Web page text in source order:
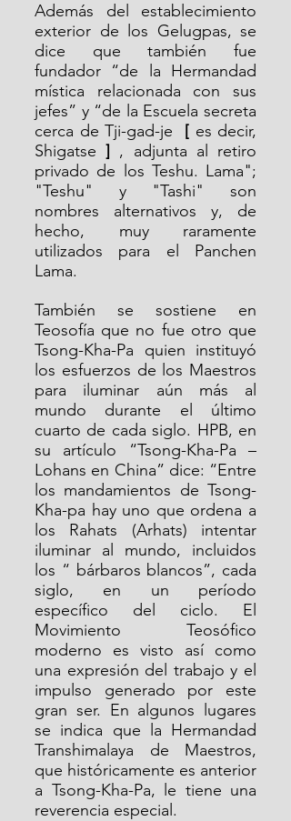
Además del establecimiento
exterior de los Gelugpas, se
dice que también fue
fundador “de la Hermandad
mística relacionada con sus
jefes” y “de la Escuela secreta
cerca de Tji-gad-je [ es decir,
Shigatse ] , adjunta al retiro
privado de los Teshu. Lama";
"Teshu" y "Tashi" son
nombres alternativos y, de
hecho, muy raramente
utilizados para el Panchen
Lama.
También se sostiene en
Teosofía que no fue otro que
Tsong-Kha-Pa quien instituyó
los esfuerzos de los Maestros
para iluminar aún más al
mundo durante el último
cuarto de cada siglo. HPB, en
su artículo “Tsong-Kha-Pa –
Lohans en China” dice: “Entre
los mandamientos de Tsong-
Kha-pa hay uno que ordena a
los Rahats (Arhats) intentar
iluminar al mundo, incluidos
los “ bárbaros blancos”, cada
siglo, en un período
específico del ciclo. El
Movimiento Teosófico
moderno es visto así como
una expresión del trabajo y el
impulso generado por este
gran ser. En algunos lugares
se indica que la Hermandad
Transhimalaya de Maestros,
que históricamente es anterior
a Tsong-Kha-Pa, le tiene una
reverencia especial.